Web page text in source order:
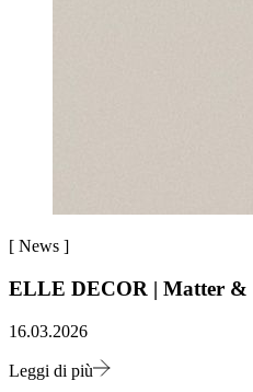
[ News ]
ELLE DECOR | Matter &
16.03.2026
Leggi di più